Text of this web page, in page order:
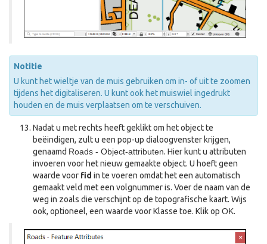
Notitie
U kunt het wieltje van de muis gebruiken om in- of uit te zoomen
tijdens het digitaliseren. U kunt ook het muiswiel ingedrukt
houden en de muis verplaatsen om te verschuiven.
Nadat u met rechts heeft geklikt om het object te
beëindigen, zult u een pop-up dialoogvenster krijgen,
genaamd Roads - Object-attributen. Hier kunt u attributen
invoeren voor het nieuw gemaakte object. U hoeft geen
waarde voor fid in te voeren omdat het een automatisch
gemaakt veld met een volgnummer is. Voer de naam van de
weg in zoals die verschijnt op de topografische kaart. Wijs
ook, optioneel, een waarde voor Klasse toe. Klik op OK.